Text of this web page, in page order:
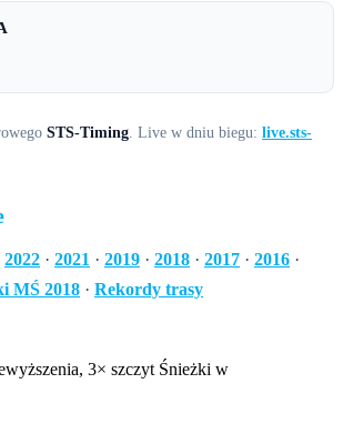
STS-Timing. Live w dniu biegu: live.sts-
2022 · 2021 · 2019 · 2018 · 2017 · 2016 ·
MŚ 2018 · Rekordy trasy
3× szczyt Śnieżki w